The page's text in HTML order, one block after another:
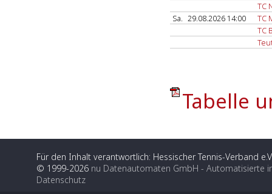
TC
Sa. 29.08.2026 14:00
TC
TC
Tabelle
Für den Inhalt verantwortlich: Hessischer Tennis-Verband
© 1999-2026 nu Datenautomaten GmbH - Automatisierte
Datenschutz